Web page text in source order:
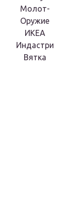
Молот-
Оружие
ИКЕА
Индастри
Вятка